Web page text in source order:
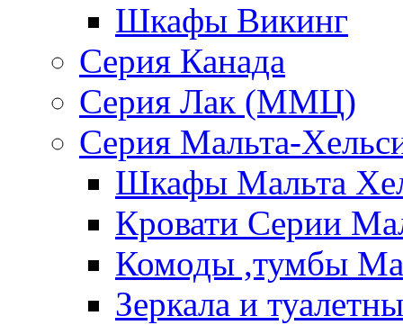
Шкафы Викинг
Серия Канада
Серия Лак (ММЦ)
Серия Мальта-
Шкафы Мальта
Кровати Серии
Комоды ,тумбы
Зеркала и